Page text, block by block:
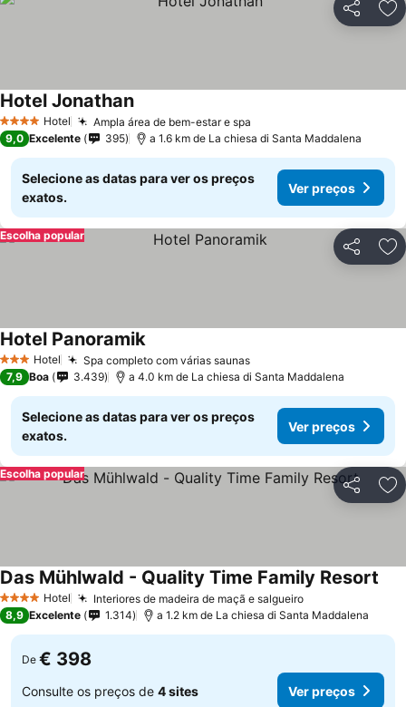
Partilhar
4 EstrelasHotel Ampla área de bem-estar e spa
Hotel Jonathan
9,0 Excelente 395 a 1.6 km de La chiesa di Santa Maddalena
Selecione as datas para ver os preços
exatos.
Ver preços
Partilhar
Escolha popular
3 EstrelasHotel Spa completo com várias saunas
Hotel Panoramik
7,9 Boa 3.439 a 4.0 km de La chiesa di Santa Maddalena
Selecione as datas para ver os preços
exatos.
Ver preços
Partilhar
Escolha popular
4 EstrelasHotel Interiores de madeira de maçã e salgueiro
Das Mühlwald - Quality Time Family Resort
8,9 Excelente 1.314 a 1.2 km de La chiesa di Santa Maddalena
De € 398
Consulte os preços de 4 sites Ver preços